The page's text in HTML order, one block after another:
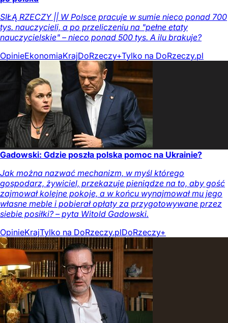
SIŁĄ RZECZY || W Polsce pracuje w sumie nieco ponad 700
tys. nauczycieli, a po przeliczeniu na "pełne etaty
nauczycielskie" – nieco ponad 500 tys. A ilu brakuje?
OpinieEkonomiaKrajDoRzeczy+Tylko na DoRzeczy.pl
Gadowski: Gdzie poszła polska pomoc na Ukrainie?
Jak można nazwać mechanizm, w myśl którego
gospodarz, żywiciel, przekazuje pieniądze na to, aby gość
zajmował kolejne pokoje, a w końcu wynajmował mu jego
własne meble i pobierał opłaty za przygotowywane przez
siebie posiłki? – pyta Witold Gadowski.
OpinieKrajTylko na DoRzeczy.plDoRzeczy+